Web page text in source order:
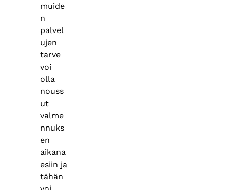
muide
n
palvel
ujen
tarve
voi
olla
nouss
ut
valme
nnuks
en
aikana
esiin ja
tähän